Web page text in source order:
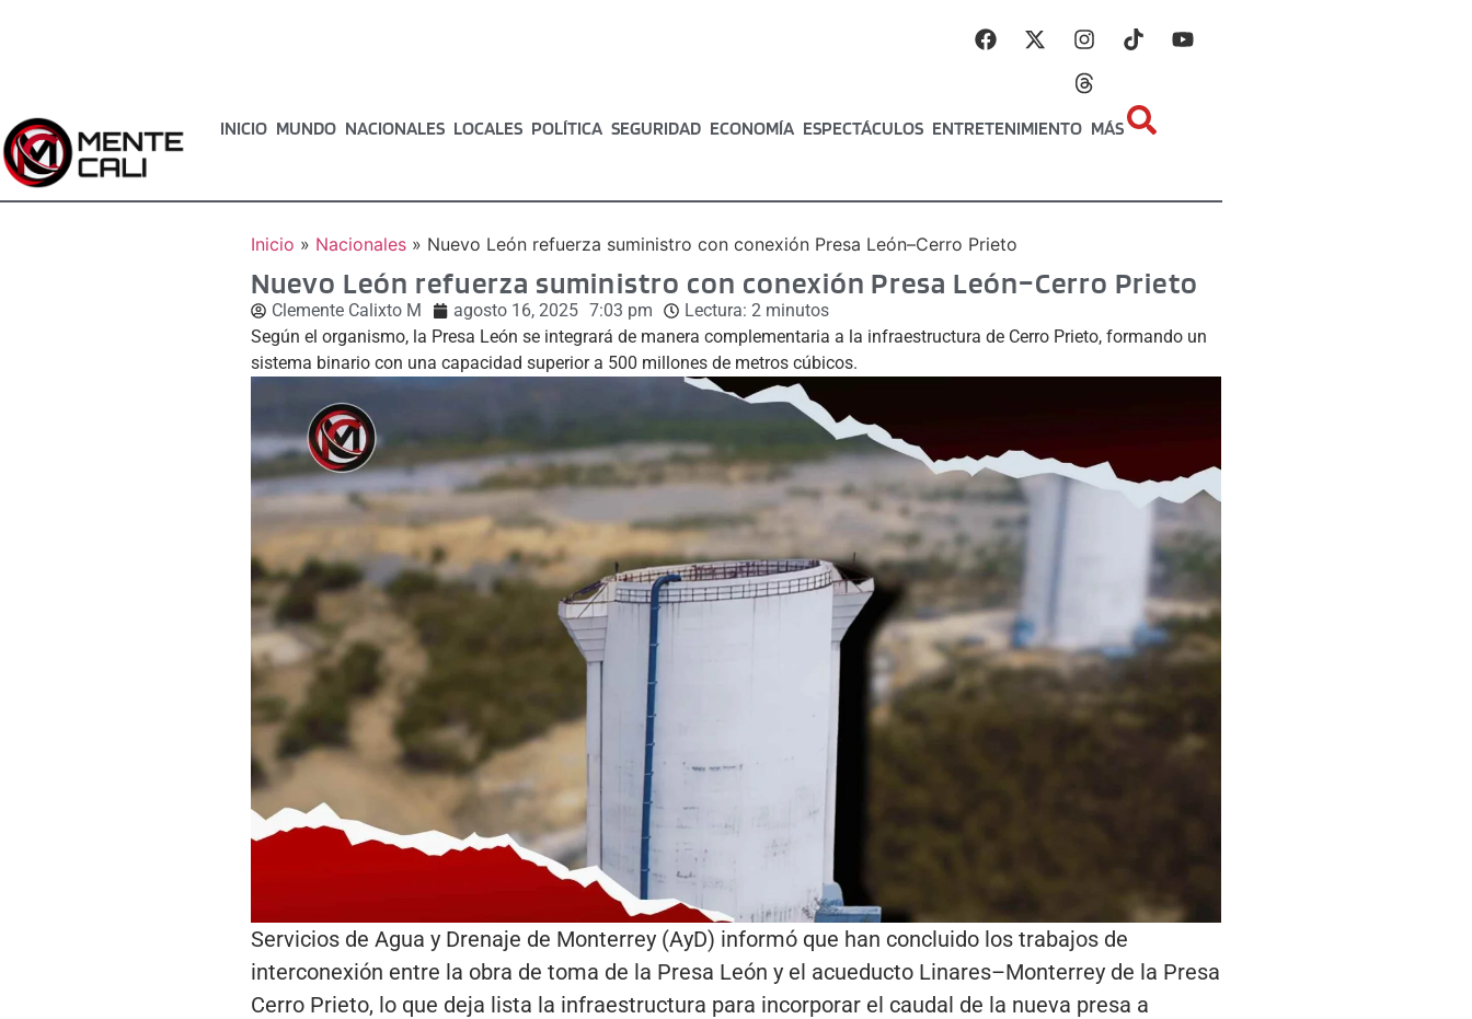
INICIO MUNDO NACIONALES LOCALES POLÍTICA SEGURIDAD ECONOMÍA ESPECTÁCULOS ENTRETENIMIENTO MÁS
Inicio » Nacionales» Nuevo León refuerza suministro con conexión Presa León–Cerro Prieto
Nuevo León refuerza suministro con conexión Presa León–Cerro Prieto
Clemente Calixto M agosto 16, 2025 7:03 pm Lectura: 2 minutos
Según el organismo, la Presa León se integrará de manera complementaria a la infraestructura de Cerro Prieto, formando un
sistema binario con una capacidad superior a 500 millones de metros cúbicos.
Servicios de Agua y Drenaje de Monterrey (AyD) informó que han concluido los trabajos de
interconexión entre la obra de toma de la Presa León y el acueducto Linares–Monterrey de la Presa
Cerro Prieto, lo que deja lista la infraestructura para incorporar el caudal de la nueva presa a